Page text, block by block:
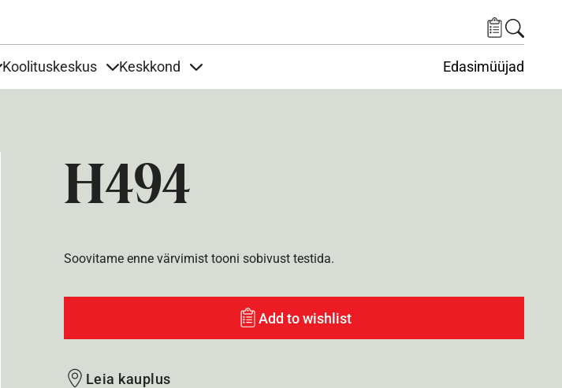
Koolituskeskus Keskkond Edasimüüjad
H494
Soovitame enne värvimist tooni sobivust testida.
Add to wishlist
Leia kauplus